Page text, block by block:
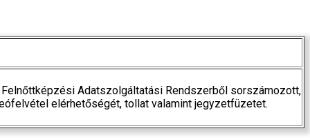
Adatszolgáltatási Rendszerből sorszámozott,
elérhetőségét, tollat valamint jegyzetfüzetet.